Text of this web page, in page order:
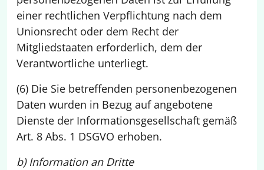
einer rechtlichen Verpflichtung nach dem
Unionsrecht oder dem Recht der
Mitgliedstaaten erforderlich, dem der
Verantwortliche unterliegt.
(6) Die Sie betreffenden personenbezogenen
Daten wurden in Bezug auf angebotene
Dienste der Informationsgesellschaft gemäß
Art. 8 Abs. 1 DSGVO erhoben.
b) Information an Dritte